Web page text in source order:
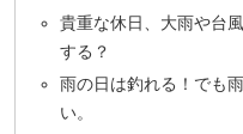
貴重な休日、大雨や台
する？
雨の日は釣れる！でも
い。